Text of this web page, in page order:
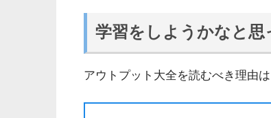
学習をしようかなと
アウトプット大全を読むべき理由は